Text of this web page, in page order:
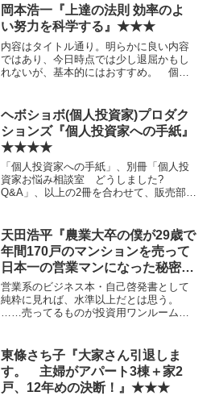
岡本浩一『上達の法則 効率のよ
い努力を科学する』★★★
内容はタイトル通り。明らかに良い内容
ではあり、今日時点では少し退屈かもし
れないが、基本的にはおすすめ。 個々
新書でこの薄さとなると、上位互換のも
のはぱっと思いつかない。
ヘボショボ(個人投資家)プロダク
ションズ『個人投資家への手紙』
★★★★
「個人投資家への手紙」、別冊「個人投
資家お悩み相談室 どうしました?
Q&A」、以上の2冊を合わせて、販売部数
(@foohbucho) 2014, 10月 1...
天田浩平『農業大卒の僕が29歳で
年間170戸のマンションを売って
日本一の営業マンになった秘密の
方法』★★
営業系のビジネス本・自己啓発書として
純粋に見れば、水準以上だとは思う。
……売ってるものが投資用ワンルームマ
っぽいのも大きな懸念材料。要注意。
東條さち子『大家さん引退しま
す。 主婦がアパート3棟＋家2
戸、12年めの決断！』★★★